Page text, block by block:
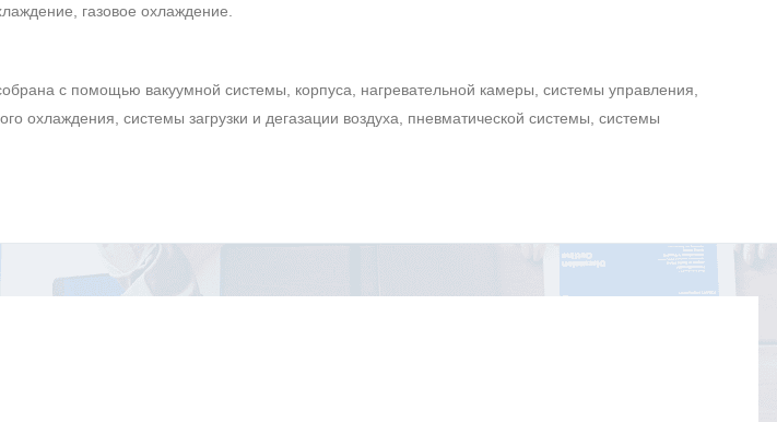
газовое охлаждение.
с помощью вакуумной системы, корпуса, нагревательной камеры, системы управления,
охлаждения, системы загрузки и дегазации воздуха, пневматической системы, системы